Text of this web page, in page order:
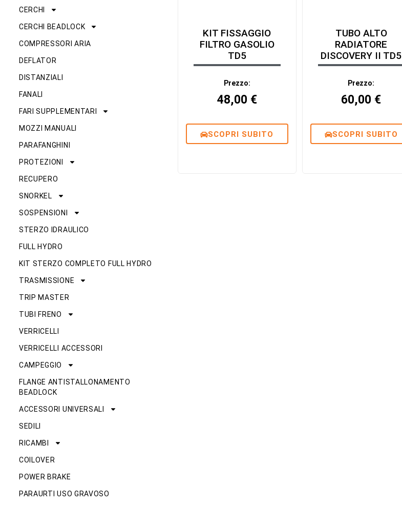
CERCHI
CERCHI BEADLOCK
COMPRESSORI ARIA
DEFLATOR
DISTANZIALI
FANALI
FARI SUPPLEMENTARI
MOZZI MANUALI
PARAFANGHINI
PROTEZIONI
RECUPERO
SNORKEL
SOSPENSIONI
STERZO IDRAULICO
FULL HYDRO
KIT STERZO COMPLETO FULL HYDRO
TRASMISSIONE
TRIP MASTER
TUBI FRENO
VERRICELLI
VERRICELLI ACCESSORI
CAMPEGGIO
FLANGE ANTISTALLONAMENTO
BEADLOCK
ACCESSORI UNIVERSALI
SEDILI
RICAMBI
COILOVER
POWER BRAKE
PARAURTI USO GRAVOSO
KIT FISSAGGIO
FILTRO GASOLIO
TD5
Prezzo:
48,00 €
SCOPRI SUBITO
TUBO ALTO
RADIATORE
DISCOVERY II TD5
Prezzo:
60,00 €
SCOPRI SUBITO